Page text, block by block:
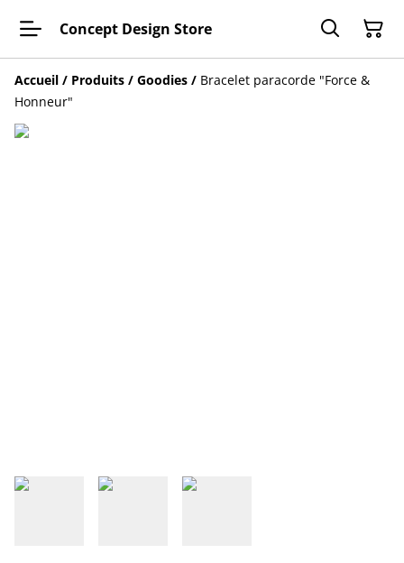
Concept Design Store
Accueil / Produits / Goodies / Bracelet paracorde "Force &
Honneur"